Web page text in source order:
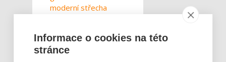
moderní střecha
neohlášenou nebo
nepovolenou stavbu musí
Informace o cookies na této
stránce